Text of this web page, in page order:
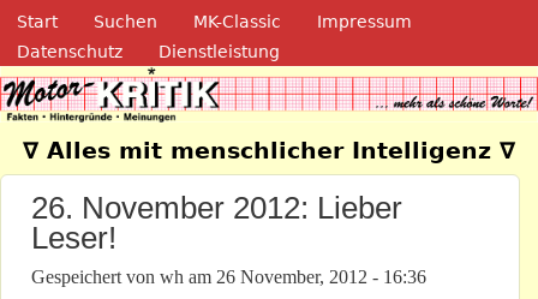
Direkt zum Inhalt
Navigation
Start Suchen MK-Classic
Impressum
Datenschutz
Dienstleistung
Motor-Kritik.de
∇ Alles mit menschlicher Intelligenz ∇
26. November 2012: Lieber
Leser!
Gespeichert von wh am 26 November, 2012 - 16:36